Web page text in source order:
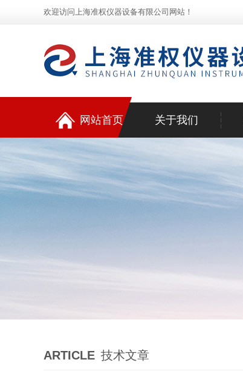
欢迎访问上海准权仪器设备有限公司网站！
网站首页 关于我们
ARTICLE 技术文章